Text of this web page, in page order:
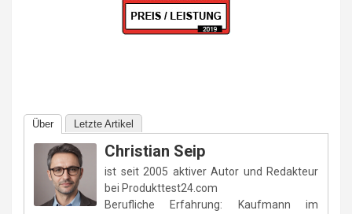
Über Letzte Artikel
Christian Seip
ist seit 2005 aktiver Autor und Redakteur
bei Produkttest24.com
Berufliche Erfahrung: Kaufmann im